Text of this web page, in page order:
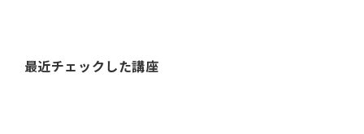
最近チェックした講座